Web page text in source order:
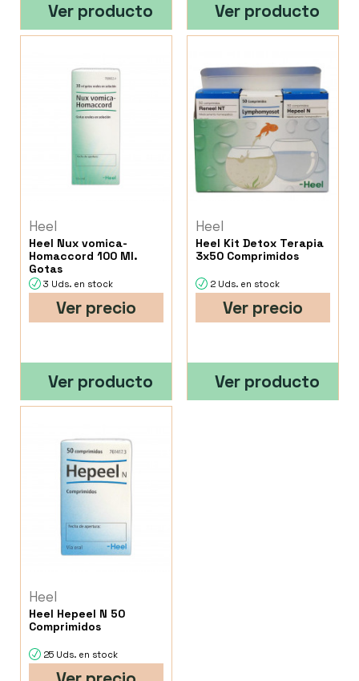
Ver producto Ver producto
Heel
Heel Nux vomica-
Homaccord 100 Ml.
Gotas
3 Uds. en stock
Ver precio
Ver producto
Heel
Heel Kit Detox Terapia
3x50 Comprimidos
2 Uds. en stock
Ver precio
Ver producto
Heel
Heel Hepeel N 50
Comprimidos
25 Uds. en stock